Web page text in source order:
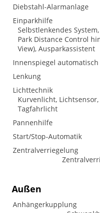
Diebstahl-Alarmanlage
Einparkhilfe
Selbstlenkendes
Park Distance Control
View), Ausparkassistent
Innenspiegel
Lenkung
Lichttechnik
Kurvenlicht,
Tagfahrlicht
Pannenhilfe
Start/Stop-Automatik
Zentralverriegelung
Außen
Anhängerkupplung